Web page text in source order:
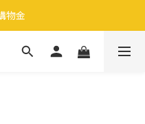
下單後 2 個工作天內寄出
物金
下單後 2 個工作天內寄出